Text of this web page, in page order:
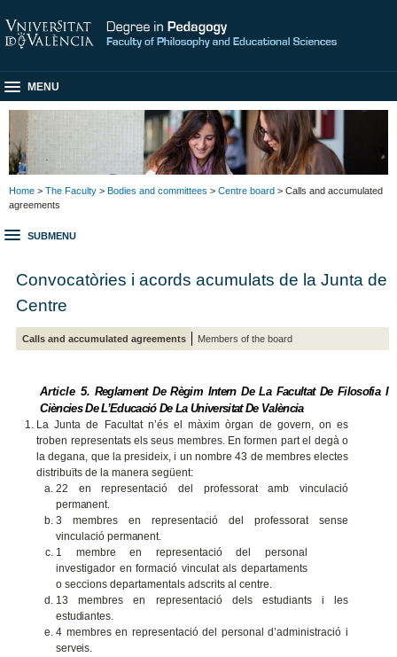
MENU
Home > The Faculty > Bodies and committees > Centre board > Calls and accumulated
agreements
SUBMENU
Convocatòries i acords acumulats de la Junta de
Centre
Calls and accumulated agreements Members of the board
Article5. Reglament De Règim Intern De La Facultat De Filosofia I
Ciències De L’Educació De La Universitat De València
La Junta de Facultat n’és el màxim òrgan de govern, on es
troben representats els seus membres. En formen part el degà o
la degana, que la presideix, i un nombre 43 de membres electes
distribuïts de la manera següent:
22 en representació del professorat amb vinculació
permanent.
3 membres en representació del professorat sense
vinculaciópermanent.
1 membre en representació del personal
investigador en formació vinculat als departaments
o seccions departamentals adscrits al centre.
13 membres en representació dels estudiants i les
estudiantes.
4 membres en representació del personal d’administració i
serveis.